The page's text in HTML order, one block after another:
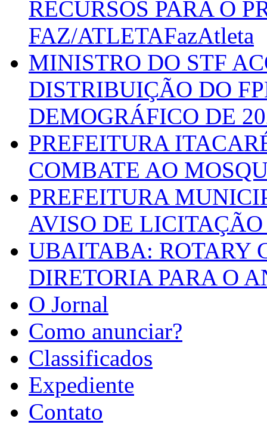
RECURSOS PARA O
FAZ/ATLETAFazAtleta
MINISTRO DO STF
DISTRIBUIÇÃO DO
DEMOGRÁFICO DE
PREFEITURA
COMBATE AO
PREFEITURA
AVISO DE LICITAÇÃO
UBAITABA: ROTARY
DIRETORIA PARA O
O Jornal
Como anunciar?
Classificados
Expediente
Contato